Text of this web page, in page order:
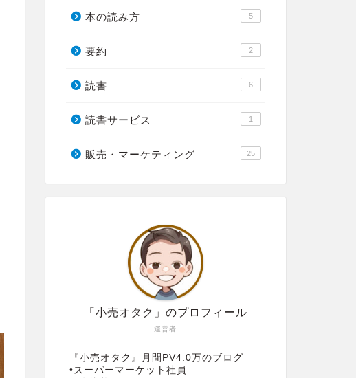
本の読み方 5
要約 2
読書 6
読書サービス 1
販売・マーケティング 25
運営者
「小売オタク」のプロフィール
『小売オタク』月間PV4.0万のブログ
•スーパーマーケット社員